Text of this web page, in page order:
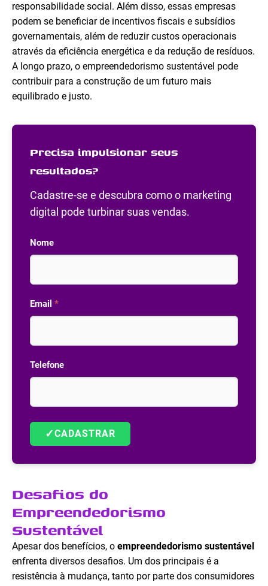
responsabilidade social. Além disso, essas empresas
podem se beneficiar de incentivos fiscais e subsídios
governamentais, além de reduzir custos operacionais
através da eficiência energética e da redução de resíduos.
A longo prazo, o empreendedorismo sustentável pode
contribuir para a construção de um futuro mais
equilibrado e justo.
Precisa impulsionar seus
resultados?
Cadastre-se e descubra como o marketing
digital pode turbinar suas vendas.
Nome
Email *
Telefone
✓CADASTRAR
Desafios do
Empreendedorismo
Sustentável
Apesar dos benefícios, o empreendedorismo sustentável
enfrenta diversos desafios. Um dos principais é a
resistência à mudança, tanto por parte dos consumidores